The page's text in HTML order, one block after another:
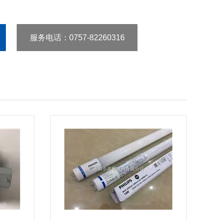
服务电话：0757-82260316